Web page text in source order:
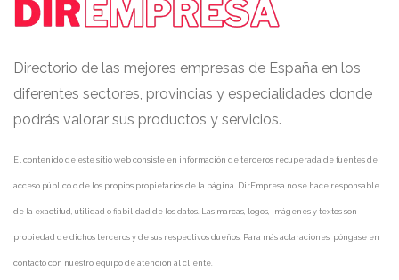
Directorio de las mejores empresas de España en los
diferentes sectores, provincias y especialidades donde
podrás valorar sus productos y servicios.
El contenido de este sitio web consiste en información de terceros recuperada de fuentes de
acceso público o de los propios propietarios de la página. DirEmpresa no se hace responsable
de la exactitud, utilidad o fiabilidad de los datos. Las marcas, logos, imágenes y textos son
propiedad de dichos terceros y de sus respectivos dueños. Para más aclaraciones, póngase en
contacto con nuestro equipo de atención al cliente.